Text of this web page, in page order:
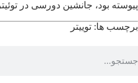
پیوسته بود، جانشین دورسی در
برچسب ها: توییتر